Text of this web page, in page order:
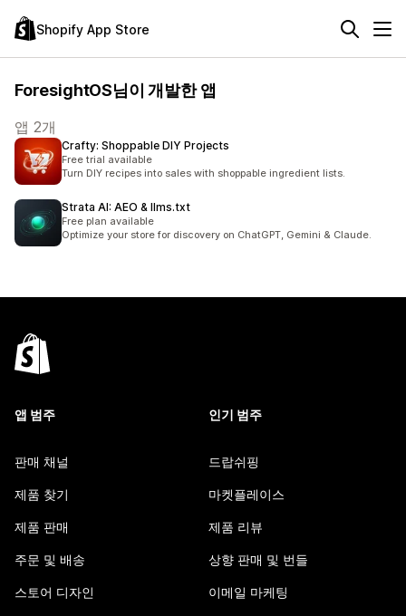
Shopify App Store
ForesightOS님이 개발한 앱
앱 2개
Crafty: Shoppable DIY Projects
Free trial available
Turn DIY recipes into sales with shoppable ingredient lists.
Strata AI: AEO & llms.txt
Free plan available
Optimize your store for discovery on ChatGPT, Gemini & Claude.
앱 범주
판매 채널
제품 찾기
제품 판매
주문 및 배송
스토어 디자인
인기 범주
드랍쉬핑
마켓플레이스
제품 리뷰
상향 판매 및 번들
이메일 마케팅